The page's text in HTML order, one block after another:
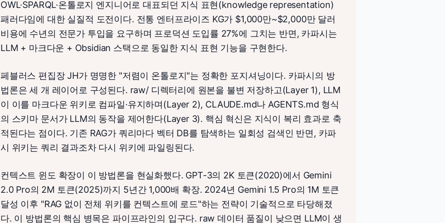
OWL·SPARQL·온톨로지 엔지니어로 대표되던 지식 표현(knowledge representation)
패러다임에 대한 실질적 도전이다. 전통 엔터프라이즈 KG가 $1,000만~$2,000만 달러
비용에 수년의 전문가 투입을 요구하며 프로덕션 도입률 27%에 그치는 반면, 카파시는
LLM + 마크다운 + Obsidian 스택으로 동일한 지식 표현 기능을 구현한다.
페블러스 편집장 JH가 명명한 "저렴이 온톨로지"는 정확한 포지셔닝이다. 카파시의 방
법론은 세 개 레이어로 구성된다. raw/ 디렉터리에 원본을 불변 저장하고(Layer 1), LLM
이 이를 마크다운 위키로 컴파일·유지하며(Layer 2), CLAUDE.md나 AGENTS.md 형식
의 스키마 문서가 LLM의 동작을 제어한다(Layer 3). 핵심 혁신은 지식이 복리 효과로 축
적된다는 점이다. 기존 RAG가 쿼리마다 벡터 DB를 탐색하는 일회성 검색인 반면, 카파
시 위키는 쿼리 결과조차 다시 위키에 파일링된다.
컨텍스트 윈도 확장이 이 방법론을 현실화했다. GPT-3의 2K 토큰(2020)에서 Gemini
2.0 Pro의 2M 토큰(2025)까지 5년간 1,000배 확장. 2024년 Gemini 1.5 Pro의 1M 토큰
달성 이후 "RAG 없이 전체 위키를 컨텍스트에 로드"하는 전략이 기술적으로 타당해졌
다. 이 방법론의 핵심 병목은 파이프라인의 입구다. raw 데이터 품질이 낮으면 LLM이 생